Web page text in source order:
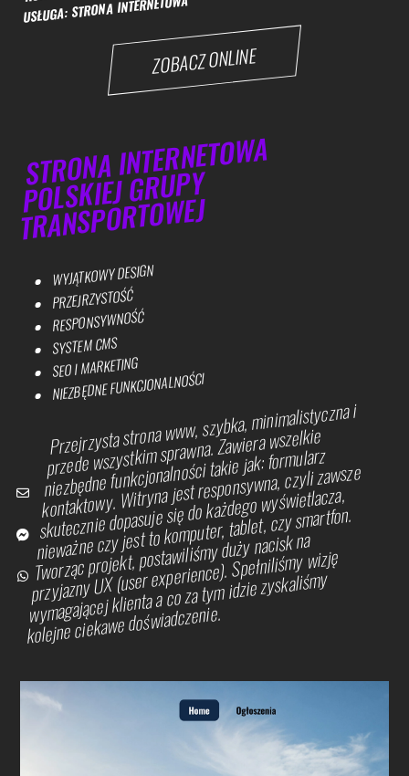
USŁUGA: STRONA INTERNETOWA
ZOBACZ ONLINE
STRONA INTERNETOWA
POLSKIEJ GRUPY
TRANSPORTO
WEJ
WYJĄTKOWY DESIGN
PRZEJRZYSTOŚĆ
RESPONSYWNOŚĆ
SYSTEM CMS
SEO I MARKETING
NIEZBĘDNE FUNKCJONALNOŚCI
Przejrzysta strona www, szybka, minimalistyczna i
przede wszystkim sprawna. Zawiera wszelkie
niezbędne funkcjonalności takie jak: formularz
kontaktowy. Witryna jest responsywna, czyli zawsze
skutecznie dopasuje się do każdego wyświetlacza,
nieważne czy jest to komputer, tablet, czy smartfon.
Tworząc projekt, postawiliśmy duży nacisk na
przyjazny UX (user experience). Spełniliśmy wizję
wymagającej klienta a co za tym idzie zyskaliśmy
kolejne ciekawe doświadczenie.
Button
email
facebook
whatsup